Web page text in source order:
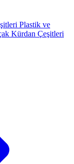
Plastik ve
Kürdan Çeşitleri